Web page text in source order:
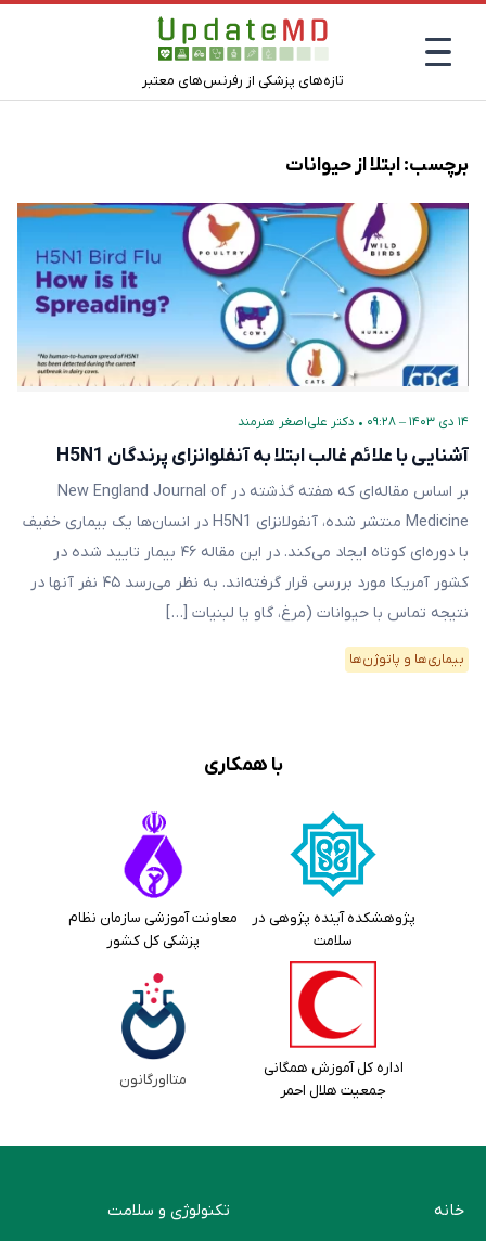
تازه‌های پزشکی از رفرنس‌های معتبر
برچسب:ابتلا از حیوانات
۱۴ دی ۱۴۰۳ – ۰۹:۲۸ • دکتر علی‌اصغر هنرمند
آشنایی با علائم غالب ابتلا به آنفلوانزای پرندگان H5N1
بر اساس مقاله‌ای که هفته‌ گذشته در New England Journal of
Medicine منتشر شده، آنفولانزای H5N1 در انسان‌ها یک بیماری خفیف
با دوره‌‌ای کوتاه ایجاد می‌کند. در این مقاله ۴۶ بیمار تایید شده در
کشور آمریکا مورد بررسی قرار گرفته‌اند. به نظر می‌رسد ۴۵ نفر آنها در
نتیجه تماس با حیوانات (مرغ، گاو یا لبنیات […]
بیماری‌ها و پاتوژن‌ها
با همکاری
پژوهشکده آینده پژوهی در
سلامت
معاونت آموزشی سازمان نظام
پزشکی کل کشور
اداره کل آموزش همگانی
جمعیت هلال احمر
متااورگانون
خانه
تکنولوژی و سلامت